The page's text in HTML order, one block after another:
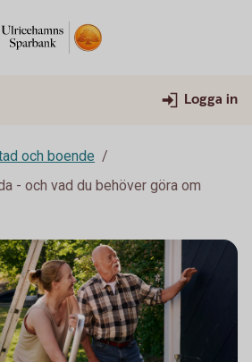
Logga in
och boende
- och vad du behöver göra om